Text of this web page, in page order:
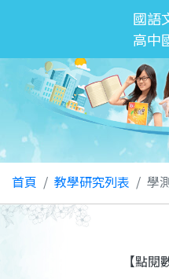
國語
高中
首頁 教學研究列表 學
【點閱